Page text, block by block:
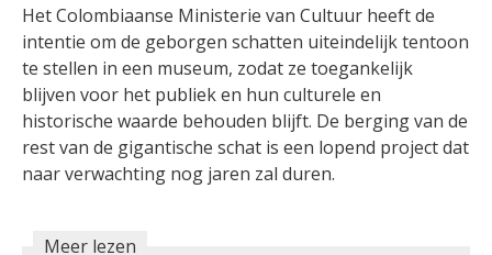
Het Colombiaanse Ministerie van Cultuur heeft de
intentie om de geborgen schatten uiteindelijk tentoon
te stellen in een museum, zodat ze toegankelijk
blijven voor het publiek en hun culturele en
historische waarde behouden blijft. De berging van de
rest van de gigantische schat is een lopend project dat
naar verwachting nog jaren zal duren.
Meer lezen